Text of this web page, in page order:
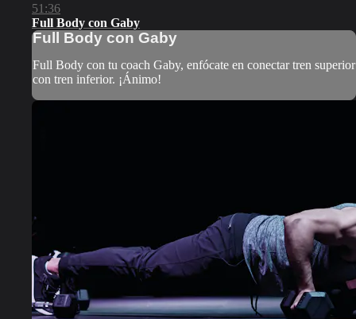
51:36
Full Body con Gaby
Full Body con Gaby
Full Body con tu coach Gaby, enfócate en conectar tren superior
con tren inferior. ¡Ánimo!